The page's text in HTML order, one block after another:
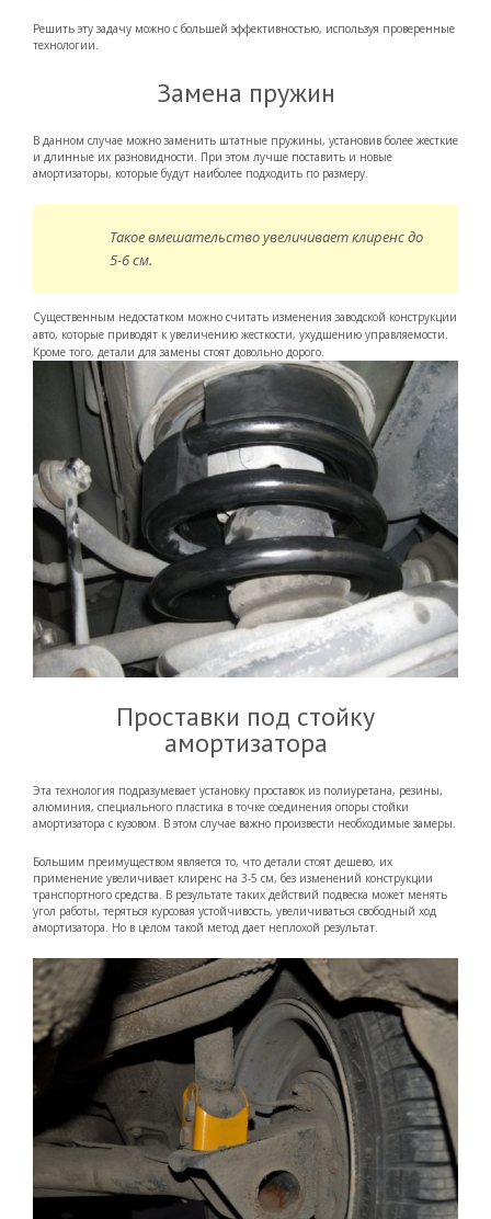
Решить эту задачу можно с большей эффективностью, используя проверенные
технологии.
Замена пружин
В данном случае можно заменить штатные пружины, установив более жесткие
и длинные их разновидности. При этом лучше поставить и новые
амортизаторы, которые будут наиболее подходить по размеру.
Такое вмешательство увеличивает клиренс до
5-6 см.
Существенным недостатком можно считать изменения заводской конструкции
авто, которые приводят к увеличению жесткости, ухудшению управляемости.
Кроме того, детали для замены стоят довольно дорого.
Проставки под стойку
амортизатора
Эта технология подразумевает установку проставок из полиуретана, резины,
алюминия, специального пластика в точке соединения опоры стойки
амортизатора с кузовом. В этом случае важно произвести необходимые замеры.
Большим преимуществом является то, что детали стоят дешево, их
применение увеличивает клиренс на 3-5 см, без изменений конструкции
транспортного средства. В результате таких действий подвеска может менять
угол работы, теряться курсовая устойчивость, увеличиваться свободный ход
амортизатора. Но в целом такой метод дает неплохой результат.